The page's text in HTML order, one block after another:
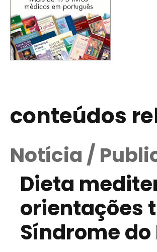
conteúdos
Notícia /
Dieta
orientações
Síndrome